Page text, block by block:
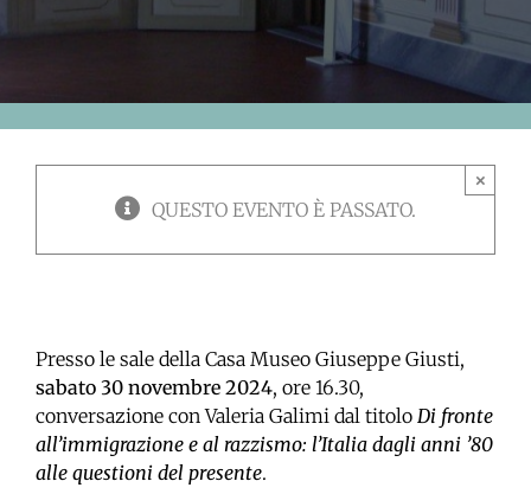
QUESTO EVENTO È PASSATO.
×
Presso le sale della Casa Museo Giuseppe Giusti,
sabato 30 novembre 2024, ore 16.30,
conversazione con Valeria Galimi dal titolo Di fronte
all’immigrazione e al razzismo: l’Italia dagli anni ’80
alle questioni del presente.